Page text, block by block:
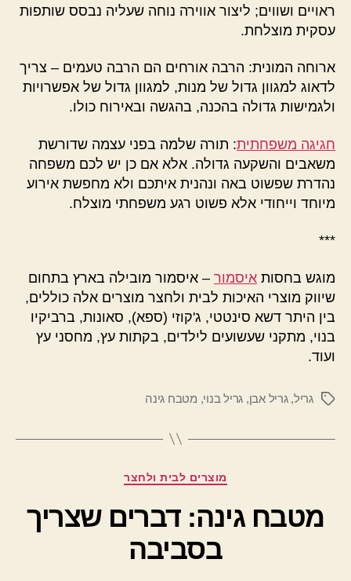
ראויים ושווים; ליצור אווירה נוחה שעליה נבסס שותפות
עסקית מוצלחת.
ארוחה המונית: הרבה אורחים הם הרבה טעמים – צריך
לדאוג למגוון גדול של מנות, למגוון גדול של אפשרויות
ולגמישות גדולה בהכנה, בהגשה ובאירוח כולו.
חגיגה משפחתית: תורה שלמה בפני עצמה שדורשת
משאבים והשקעה גדולה. אלא אם כן יש לכם משפחה
נהדרת שפשוט באה ונהנית איתכם ולא מחפשת אירוע
מיוחד וייחודי אלא פשוט רגע משפחתי מוצלח.
***
מוגש בחסות איסמור – איסמור מובילה בארץ בתחום
שיווק מוצרי האיכות לבית ולחצר מוצרים אלה כוללים,
בין היתר דשא סינטטי, ג'קוזי (ספא), סאונות, ברביקיו
בנוי, מתקני שעשועים לילדים, בקתות עץ, מחסני עץ
ועוד.
תגיותגריל,גריל אבן, גריל בנוי, מטבח גינה
קטגוריות
מוצרים לבית ולחצר
מטבח גינה: דברים שצריך
בסביבה